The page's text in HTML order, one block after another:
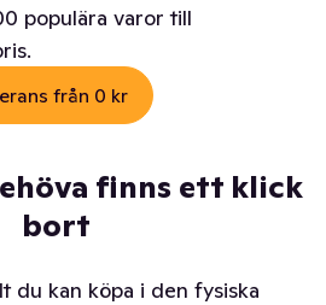
populära varor till
från 0 kr
finns ett klick
bort
du kan köpa i den fysiska